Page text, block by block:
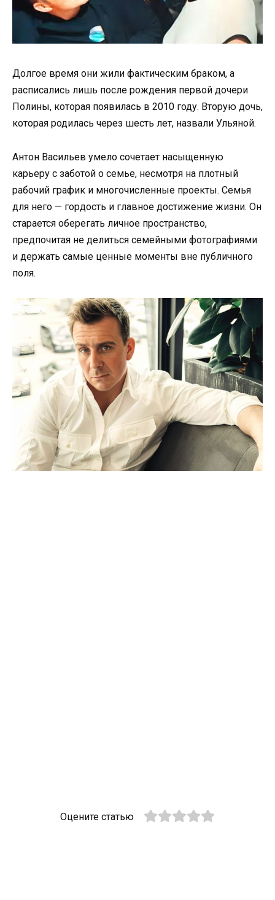
Долгое время они жили фактическим браком, а
расписались лишь после рождения первой дочери
Полины, которая появилась в 2010 году. Вторую дочь,
которая родилась через шесть лет, назвали Ульяной.
Антон Васильев умело сочетает насыщенную
карьеру с заботой о семье, несмотря на плотный
рабочий график и многочисленные проекты. Семья
для него — гордость и главное достижение жизни. Он
старается оберегать личное пространство,
предпочитая не делиться семейными фотографиями
и держать самые ценные моменты вне публичного
поля.
Оцените статью